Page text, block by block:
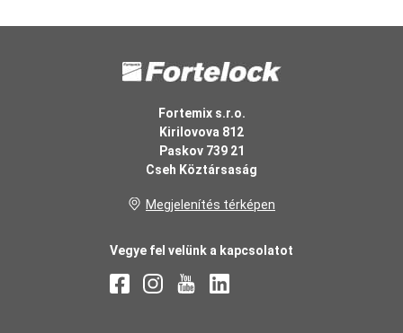
Fortemix s.r.o.
Kirilovova 812
Paskov 739 21
Cseh Köztársaság
Megjelenítés térképen
Vegye fel velünk a kapcsolatot